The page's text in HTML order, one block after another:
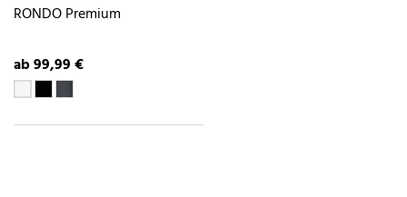
RONDO Premium
ab 99,99 €